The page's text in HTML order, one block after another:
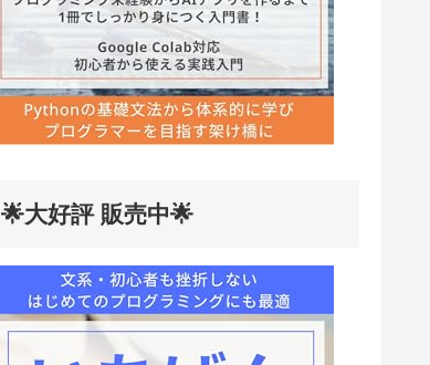
🌟大好評 販売中🌟